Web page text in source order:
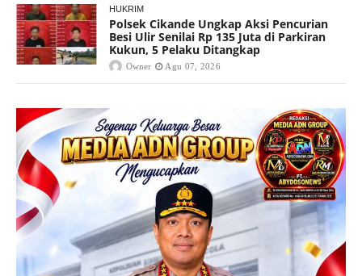
HUKRIM
Polsek Cikande Ungkap Aksi Pencurian
Besi Ulir Senilai Rp 135 Juta di Parkiran
Kukun, 5 Pelaku Ditangkap
Owner Agu 07, 2026